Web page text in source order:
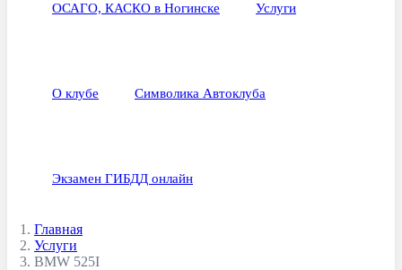
ОСАГО, КАСКО в Ногинске Услуги
О клубе Символика Автоклуба
Экзамен ГИБДД онлайн
Главная
Услуги
BMW 525I